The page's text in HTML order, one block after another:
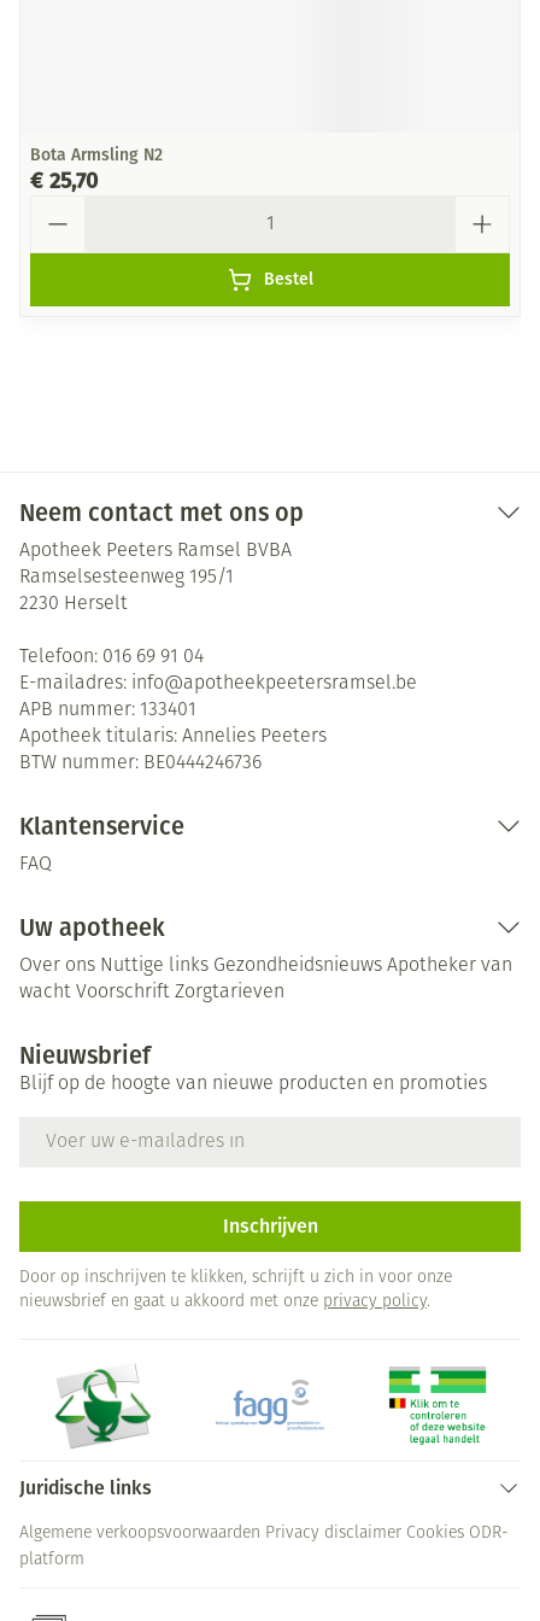
Bota Armsling N2
€ 25,70
Bestel
Neem contact met ons op
Apotheek Peeters Ramsel BVBA
Ramselsesteenweg 195/1
2230 Herselt
Telefoon: 016 69 91 04
E-mailadres: info@apotheekpeetersramsel.be
APB nummer: 133401
Apotheek titularis: Annelies Peeters
BTW nummer: BE0444246736
Klantenservice
FAQ
Uw apotheek
Over ons Nuttige links Gezondheidsnieuws Apotheker van
wacht Voorschrift Zorgtarieven
Nieuwsbrief
Blijf op de hoogte van nieuwe producten en promoties
Inschrijven
Door op inschrijven te klikken, schrijft u zich in voor onze
nieuwsbrief en gaat u akkoord met onze privacy policy.
Juridische links
Algemene verkoopsvoorwaarden Privacy disclaimer Cookies ODR-
platform